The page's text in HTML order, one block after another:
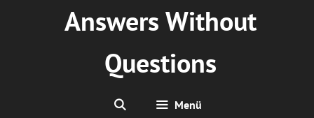
Answers Without
Questions
Menü